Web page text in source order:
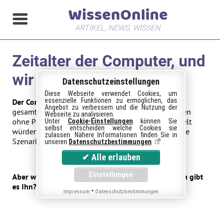
WissenOnline
ARTIKEL, NEWS, WISSEN
Zeitalter der Computer, und
wir sind mitten drin!
Der Computer das wichtigste Gerät von Heute.Das
gesamte
Internetund alle großen Weltfirmen würden
ohne PC zusammenbrechen. In allen Städten der Welt
würden die Lichter ausgehen. Man könnte noch viele
Szenarien raussuchen.
Aber was ist eigentlich ein Computer und seit wann gibt
es Ihn?
Datenschutzeinstellungen
Diese Webseite verwendet Cookies, um
essenzielle Funktionen zu ermöglichen, das
Angebot zu verbessern und die Nutzung der
Webseite zu analysieren.
Unter Cookie-Einstellungen können Sie
selbst entscheiden welche Cookies sie
zulassen. Nähere Informationen finden Sie in
unseren Datenschutzbestimmungen
Impressum • Datenschutzbestimmungen